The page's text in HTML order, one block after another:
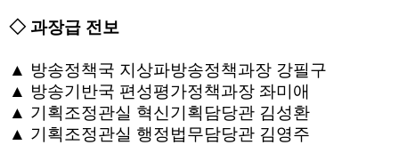
◇ 과장급 전보
▲ 방송정책국 지상파방송정책과장 강필구
▲ 방송기반국 편성평가정책과장 좌미애
▲ 기획조정관실 혁신기획담당관 김성환
▲ 기획조정관실 행정법무담당관 김영주